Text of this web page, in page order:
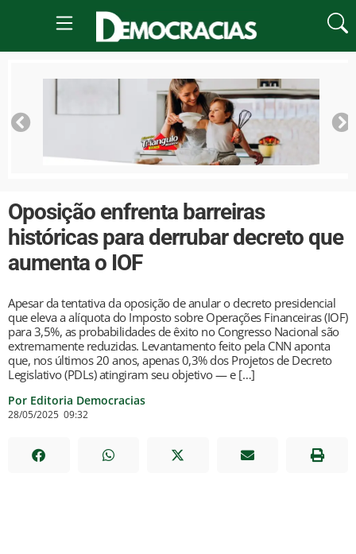
Oposição enfrenta barreiras
históricas para derrubar decreto que
aumenta o IOF
Apesar da tentativa da oposição de anular o decreto presidencial
que eleva a alíquota do Imposto sobre Operações Financeiras (IOF)
para 3,5%, as probabilidades de êxito no Congresso Nacional são
extremamente reduzidas. Levantamento feito pela CNN aponta
que, nos últimos 20 anos, apenas 0,3% dos Projetos de Decreto
Legislativo (PDLs) atingiram seu objetivo — e […]
Por Editoria Democracias
28/05/2025 09:32